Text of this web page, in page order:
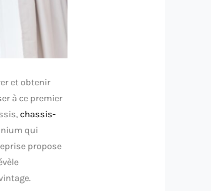
et obtenir
à ce premier
chassis-
qui
propose